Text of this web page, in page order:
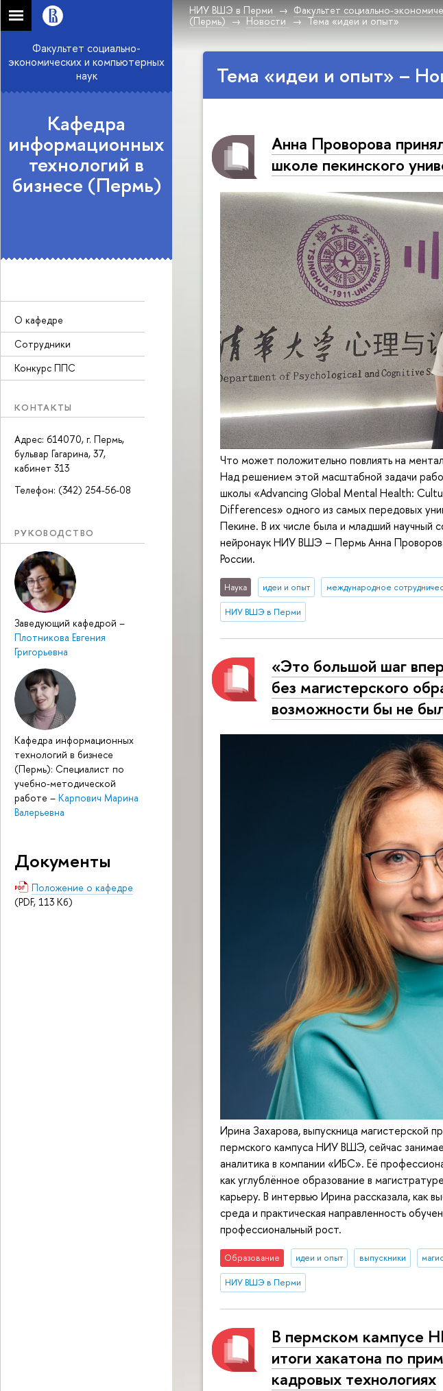
НИУ ВШЭ в Перми Факультет социально-
(Пермь)
Новости Тема «идеи и опыт»
Факультет социально-
экономических и компьютерных
наук
Кафедра
информационных
технологий в
бизнесе (Пермь)
О кафедре
Сотрудники
Конкурс ППС
КОНТАКТЫ
Адрес: 614070, г. Пермь,
бульвар Гагарина, 37,
кабинет 313
Телефон: (342) 254-56-08
РУКОВОДСТВО
Заведующий кафедрой –
Плотникова Евгения
Григорьевна
Кафедра информационных
технологий в бизнесе
(Пермь): Специалист по
учебно-методической
работе – Карпович Марина
Валерьевна
Документы
Положение о кафедре
(PDF, 113 Кб)
Тема «идеи и опыт» –
Анна Проворова
школе пекинского
Что может положительно повлиять на
Над решением этой масштабной задачи
школы «Advancing Global Mental Health:
Differences» одного из самых передовых
Пекине. В их числе была и младший научный
нейронаук НИУ ВШЭ – Пермь Анна
России.
Наука идеи и опыт международное
НИУ ВШЭ в Перми
«Это большой шаг
без магистерского
возможности бы не
Ирина Захарова, выпускница магистерской
пермского кампуса НИУ ВШЭ, сейчас
аналитика в компании «ИБС». Её
как углублённое образование в
карьеру. В интервью Ирина рассказала, как
среда и практическая направленность
профессиональный рост.
Образование идеи и опыт выпускники
НИУ ВШЭ в Перми
В пермском кампусе
итоги хакатона по
кадровых технологиях